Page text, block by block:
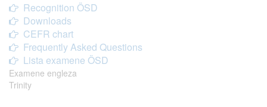
Recognition ÖSD
Downloads
CEFR chart
Frequently Asked Questions
Lista examene ÖSD
Examene engleza
Trinity